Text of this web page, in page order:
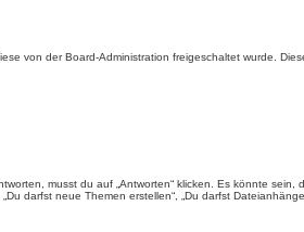
von der Board-Administration freigeschaltet wurde.
musst du auf „Antworten“ klicken. Es könnte
darfst neue Themen erstellen“, „Du darfst Dateianhänge